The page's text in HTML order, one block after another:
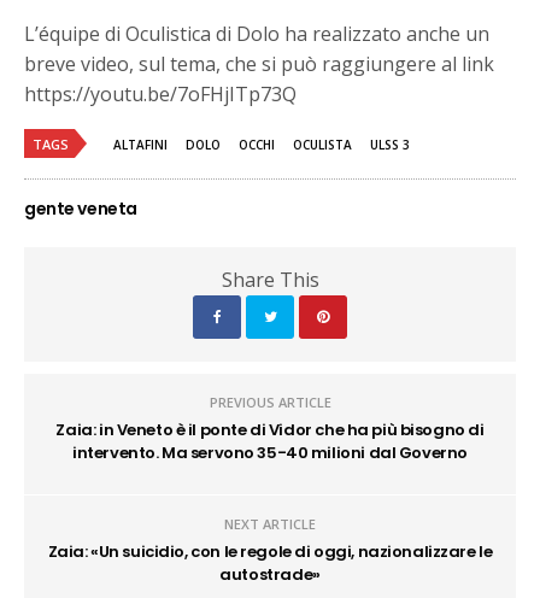
L’équipe di Oculistica di Dolo ha realizzato anche un
breve video, sul tema, che si può raggiungere al link
https://youtu.be/7oFHjITp73Q
TAGS ALTAFINI DOLO OCCHI OCULISTA ULSS 3
gente veneta
Share This
PREVIOUS ARTICLE
Zaia: in Veneto è il ponte di Vidor che ha più bisogno di
intervento. Ma servono 35-40 milioni dal Governo
NEXT ARTICLE
Zaia: «Un suicidio, con le regole di oggi, nazionalizzare le
autostrade»